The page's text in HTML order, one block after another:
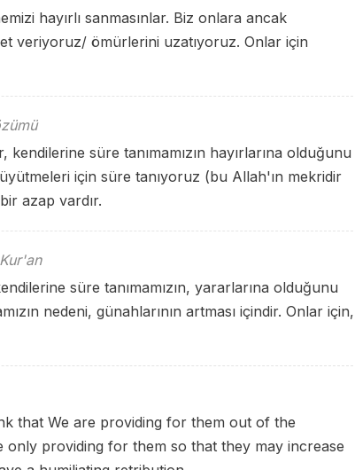
hayırlı sanmasınlar. Biz onlara ancak
veriyoruz/ ömürlerini uzatıyoruz. Onlar için
süre tanımamızın hayırlarına olduğunu
için süre tanıyoruz (bu Allah'ın mekridir
azap vardır.
süre tanımamızın, yararlarına olduğunu
nedeni, günahlarının artması içindir. Onlar için,
that We are providing for them out of the
only providing for them so that they may increase